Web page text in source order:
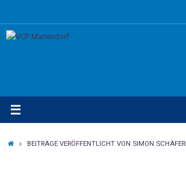
springen
STARTSEITE
BEITRÄGE VERÖFFENTLICHT VON SIMON SCHÄFER